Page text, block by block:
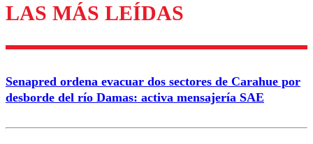
Los comentarios son moderados para garantizar un
diálogo respetuoso.
Correo
LAS MÁS LEÍDAS
Senapred ordena evacuar dos sectores de Carahue por
desborde del río Damas: activa mensajería SAE